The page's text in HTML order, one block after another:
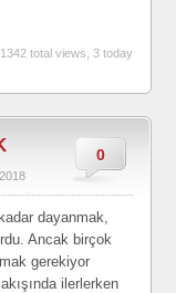
1342 total views, 3 today
0
dayanmak,
Ancak birçok
gerekiyor
ilerlerken